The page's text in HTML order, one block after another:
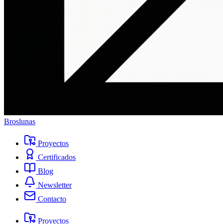
Broslunas
Proyectos
Certificados
Blog
Newsletter
Contacto
Proyectos